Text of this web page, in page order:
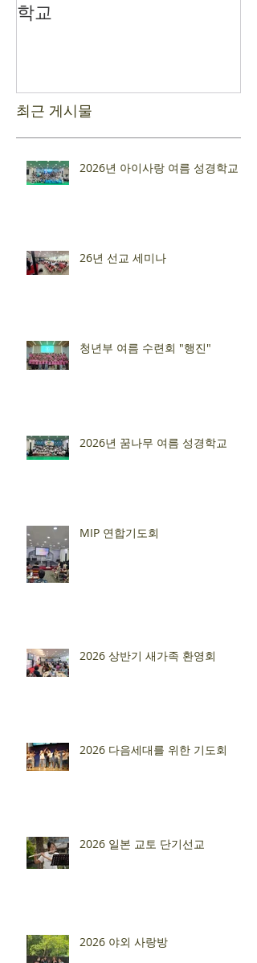
학교
최근 게시물
2026년 아이사랑 여름 성경학교
26년 선교 세미나
청년부 여름 수련회 "행진"
2026년 꿈나무 여름 성경학교
MIP 연합기도회
2026 상반기 새가족 환영회
2026 다음세대를 위한 기도회
2026 일본 교토 단기선교
2026 야외 사랑방